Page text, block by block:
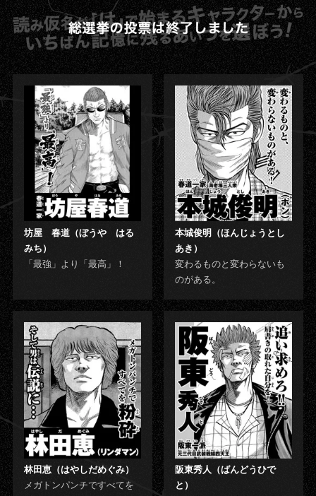
坊屋 春道（ぼうや はる
みち）
「最強」より「最高」！
本城俊明（ほんじょうとし
あき）
変わるものと変わらないも
のがある。
林田恵（はやしだめぐみ）
メガトンパンチですべてを
阪東秀人（ばんどうひで
と）